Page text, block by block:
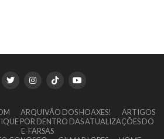
ARQUIVÃO DOS HOAXES!
ARTIGOS
POR DENTRO DAS ATUALIZAÇÕES DO
E-FARSAS